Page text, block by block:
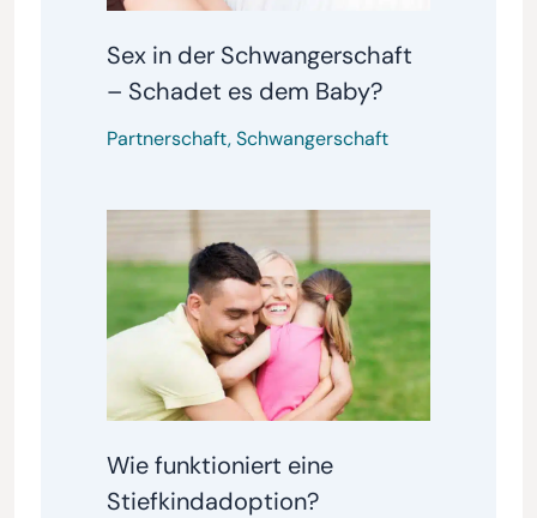
Sex in der Schwangerschaft
– Schadet es dem Baby?
Partnerschaft,Schwangerschaft
Wie funktioniert eine
Stiefkindadoption?